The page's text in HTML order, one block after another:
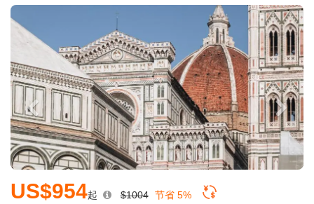
US$954起 $1004 节省 5%